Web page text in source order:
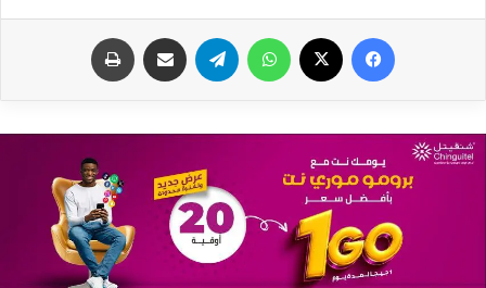
فيسبوك واتساب تيلقرام مشاركة عبر البريد